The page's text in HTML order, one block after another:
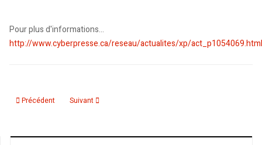
Pour plus d'informations...
http://www.cyberpresse.ca/reseau/actualites/xp/act_p1054069.html
Article précédent : L'Algérie au bord de l'insurrection: Le pouvoir qui se fait
Précédent Article suivant : Un officier parle
Suivant